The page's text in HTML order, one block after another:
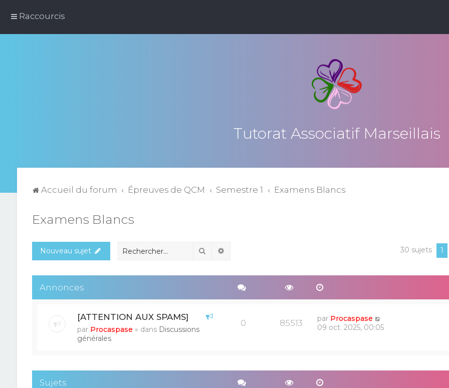
Raccourcis
Tutorat Associatif Marseillais
Accueil du forum Épreuves de QCM Semestre 1 Examens Blancs
Examens Blancs
Nouveau sujet Rechercher 30 sujets 1
Annonces
[ATTENTION AUX SPAMS]
par Procaspase » dans Discussions
générales
0 85513 par Procaspase
09 oct. 2025, 00:05
Sujets